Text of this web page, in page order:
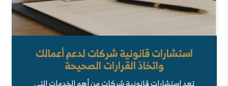
استشارات قانونية شركات لدعم أعمالك
واتخاذ القرارات الصحيحة